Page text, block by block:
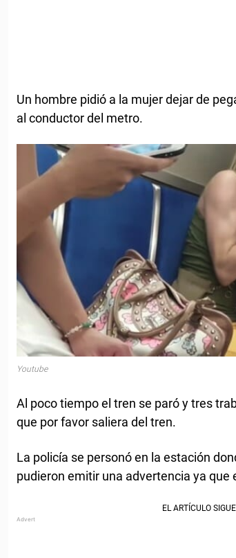
Un hombre pidió a la mujer dejar de
al conductor del metro.
Youtube
Al poco tiempo el tren se paró y tres
que por favor saliera del tren.
La policía se personó en la estación
pudieron emitir una advertencia ya que